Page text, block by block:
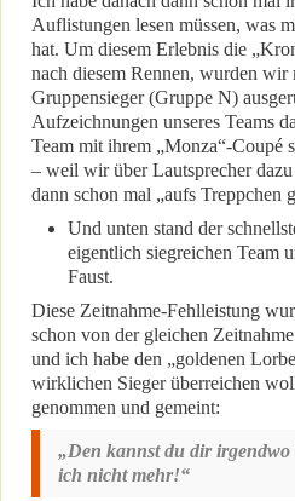
Auflistungen lesen müssen, was
hat. Um diesem Erlebnis die
nach diesem Rennen, wurden wir
Gruppensieger (Gruppe N)
Aufzeichnungen unseres Teams
Team mit ihrem „Monza“-Coupé
– weil wir über Lautsprecher
dann schon mal „aufs Treppchen
Und unten stand der
eigentlich siegreichen Team
Faust.
Diese Zeitnahme-Fehlleistung
schon von der gleichen
und ich habe den „goldenen
wirklichen Sieger überreichen
genommen und gemeint:
„Den kannst du dir
ich nicht mehr!“